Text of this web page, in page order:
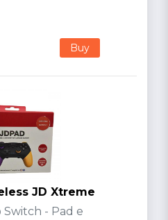
Buy
JD Xtreme
Switch - Pad e